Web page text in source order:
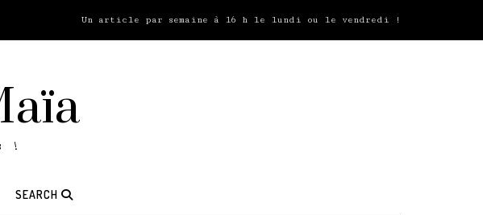
Un article par semaine à 16 h le lundi ou le vendredi !
!
SEARCH